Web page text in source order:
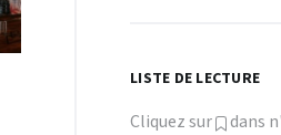
LISTE DE LECTURE
Cliquez sur
dans